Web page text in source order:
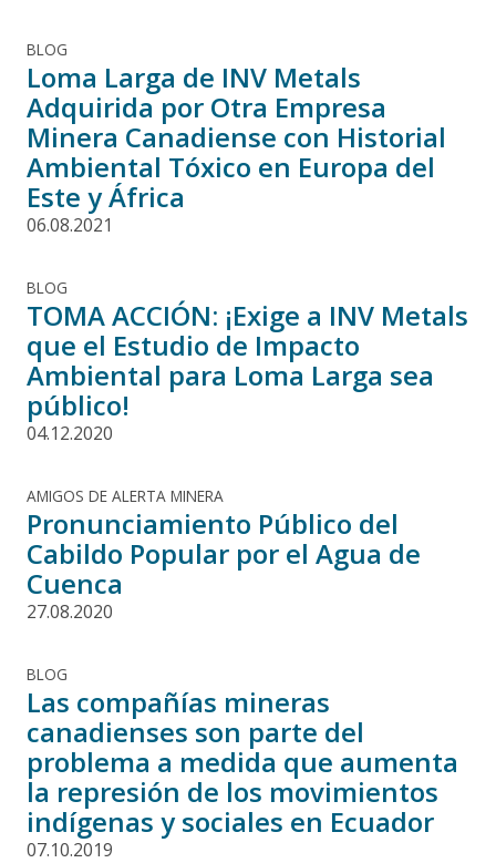
BLOG
Loma Larga de INV Metals
Adquirida por Otra Empresa
Minera Canadiense con Historial
Ambiental Tóxico en Europa del
Este y África
06.08.2021
BLOG
TOMA ACCIÓN: ¡Exige a INV Metals
que el Estudio de Impacto
Ambiental para Loma Larga sea
público!
04.12.2020
AMIGOS DE ALERTA MINERA
Pronunciamiento Público del
Cabildo Popular por el Agua de
Cuenca
27.08.2020
BLOG
Las compañías mineras
canadienses son parte del
problema a medida que aumenta
la represión de los movimientos
indígenas y sociales en Ecuador
07.10.2019